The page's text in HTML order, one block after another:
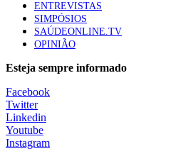
ENTREVISTAS
SIMPÓSIOS
SAÚDEONLINE.TV
OPINIÃO
Esteja sempre informado
Facebook
Twitter
Linkedin
Youtube
Instagram